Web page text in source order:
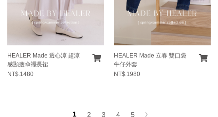
HEALER Made 透心涼 超涼
感顯瘦傘襬長裙
NT$.1480
HEALER Made 立春 雙口袋
牛仔外套
NT$.1980
1 2 3 4 5